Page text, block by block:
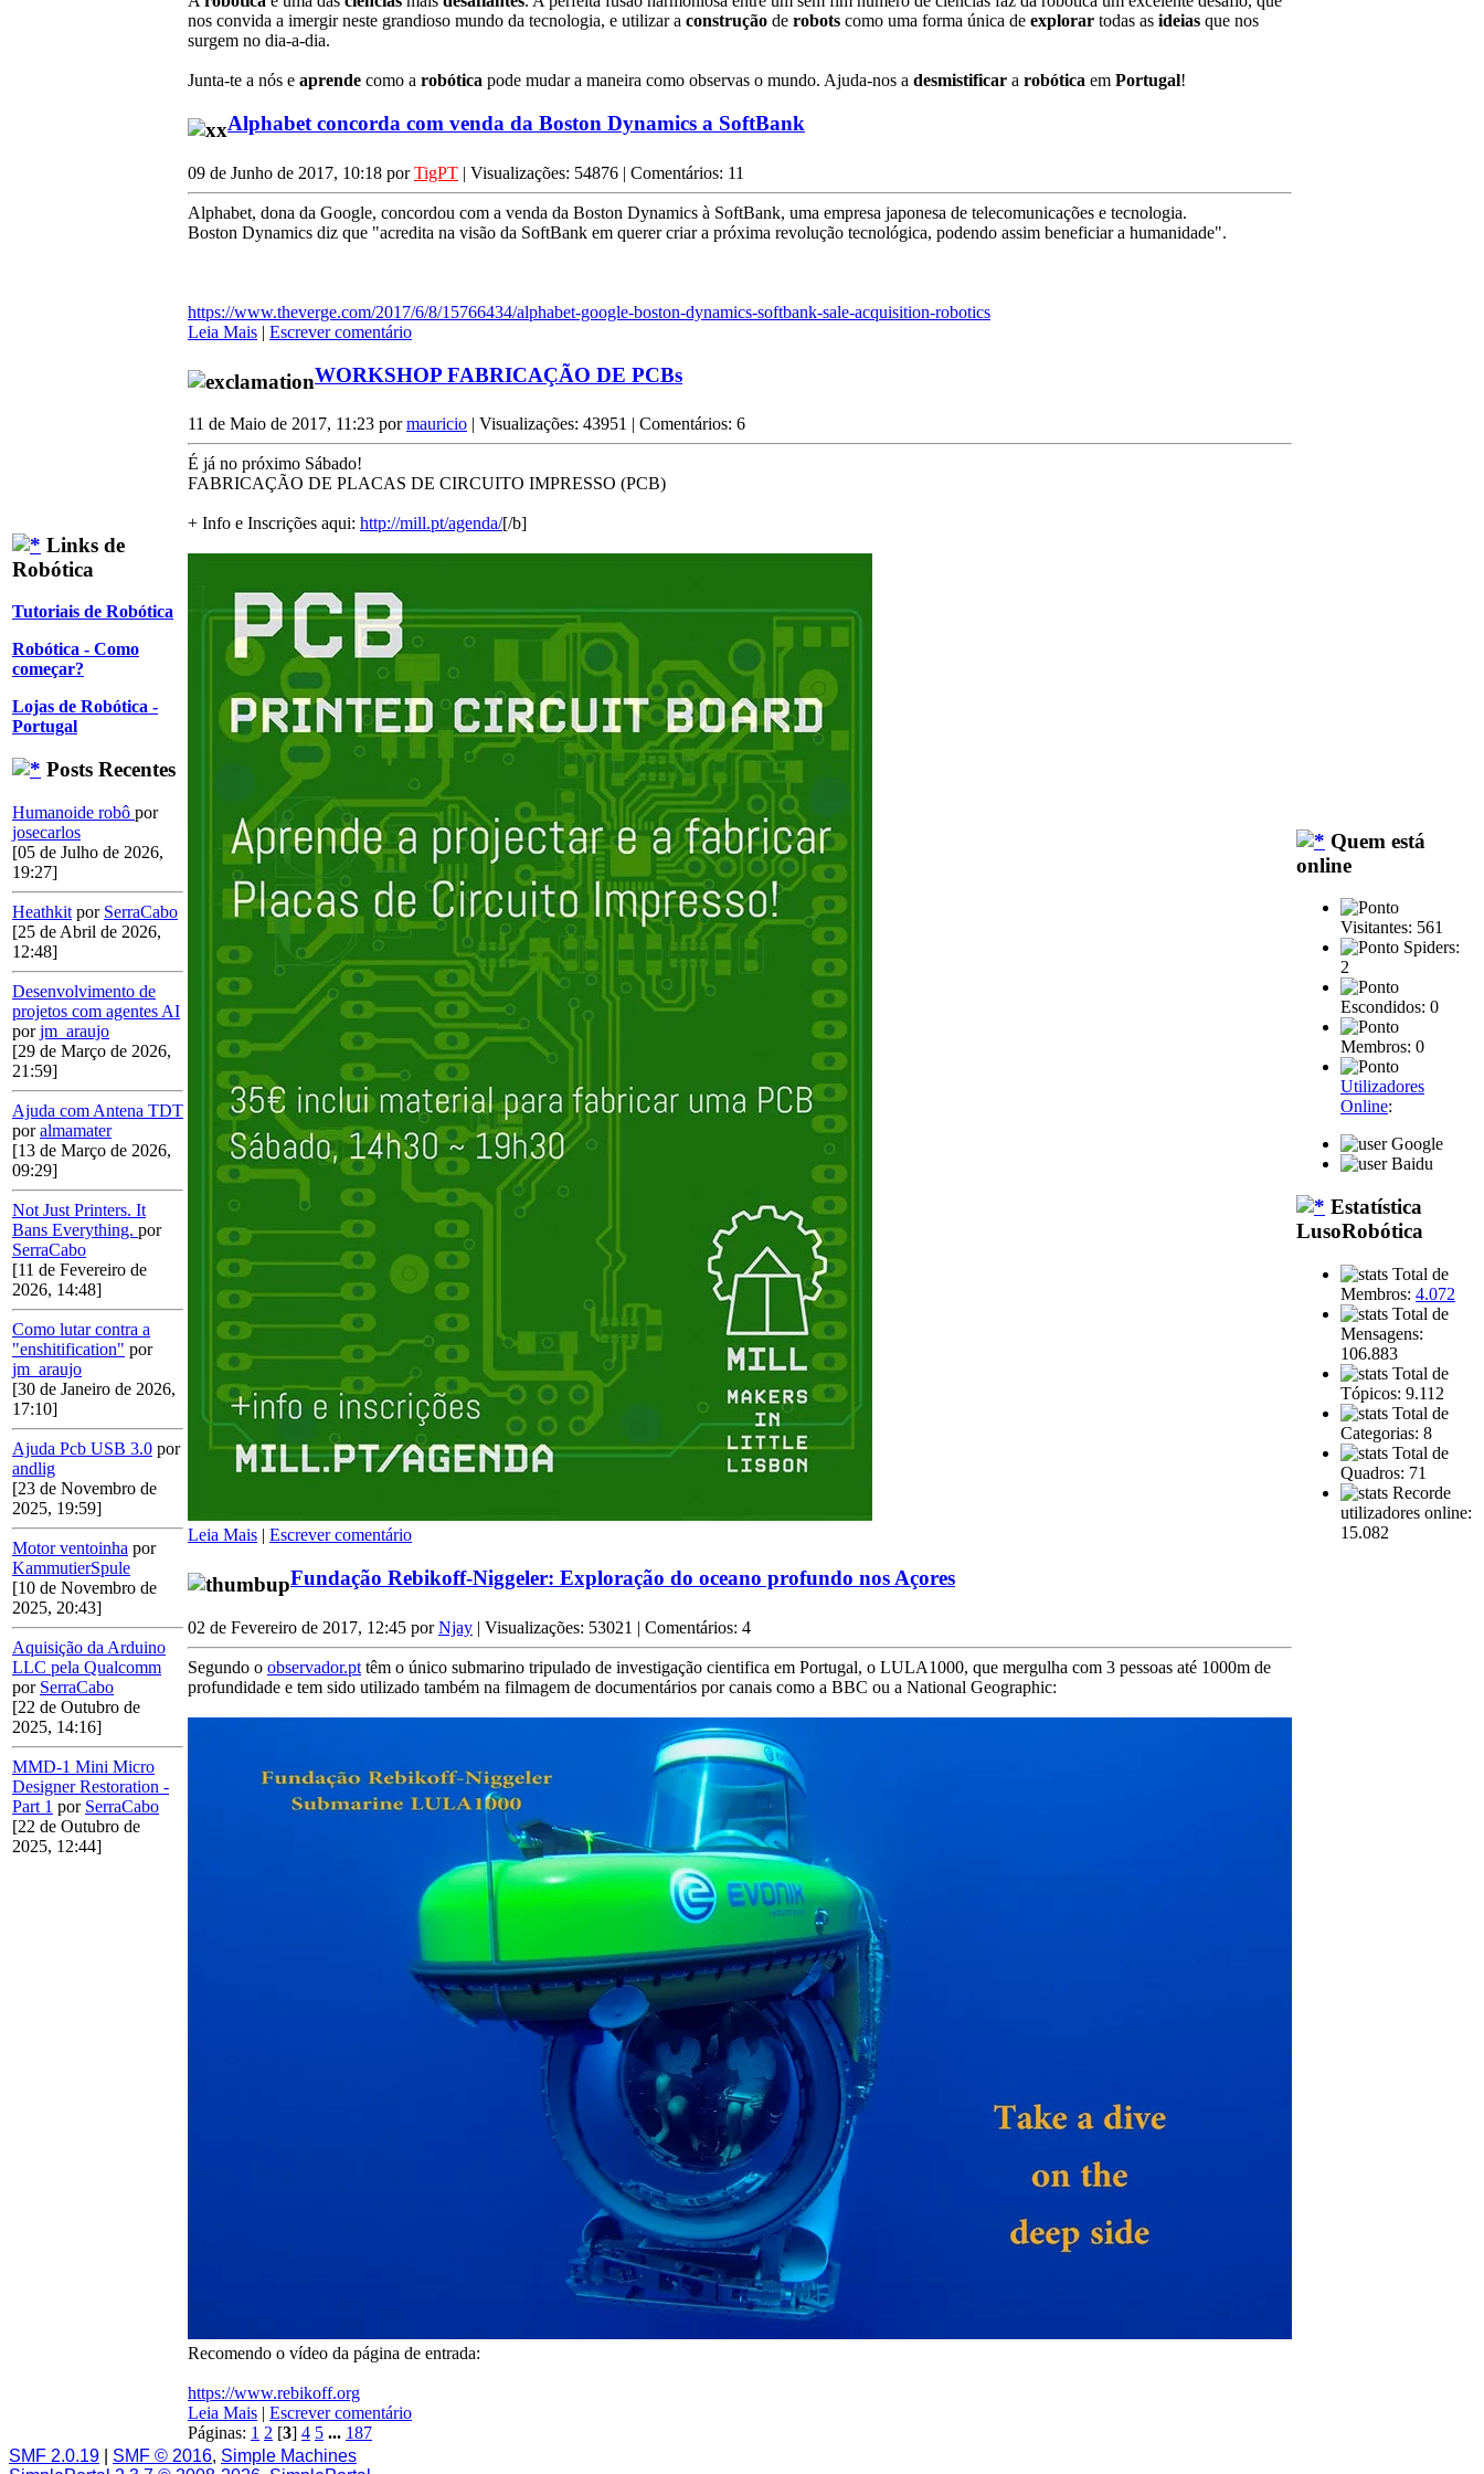
Links de
Robótica
Tutoriais de Robótica
Robótica - Como
começar?
Lojas de Robótica -
Portugal
Posts Recentes
Humanoide robô por
josecarlos
[05 de Julho de 2026,
19:27]
Heathkit por SerraCabo
[25 de Abril de 2026,
12:48]
Desenvolvimento de
projetos com agentes AI
porjm_araujo
[29 de Março de 2026,
21:59]
Ajuda com Antena TDT
poralmamater
[13 de Março de 2026,
09:29]
Not Just Printers. It
Bans Everything. por
SerraCabo
[11 de Fevereiro de
2026, 14:48]
Como lutar contra a
"enshitification" por
jm_araujo
[30 de Janeiro de 2026,
17:10]
Ajuda Pcb USB 3.0 por
andlig
[23 de Novembro de
2025, 19:59]
Motor ventoinha por
KammutierSpule
[10 de Novembro de
2025, 20:43]
Aquisição da Arduino
LLC pela Qualcomm
por SerraCabo
[22 de Outubro de
2025, 14:16]
MMD-1 Mini Micro
Designer Restoration -
Part 1 por SerraCabo
[22 de Outubro de
2025, 12:44]
nos convida a imergir neste grandioso mundo da tecnologia, e utilizar a construção de robots como uma forma única de explorar todas as ideias que nos
surgem no dia-a-dia.
Junta-te a nós e aprende como a robótica pode mudar a maneira como observas o mundo. Ajuda-nos a desmistificar a robótica em Portugal!
Alphabet concorda com venda da Boston Dynamics a SoftBank
09 de Junho de 2017, 10:18 porTigPT | Visualizações: 54876 | Comentários: 11
Alphabet, dona da Google, concordou com a venda da Boston Dynamics à SoftBank, uma empresa japonesa de telecomunicações e tecnologia.
Boston Dynamics diz que "acredita na visão da SoftBank em querer criar a próxima revolução tecnológica, podendo assim beneficiar a humanidade".
https://www.theverge.com/2017/6/8/15766434/alphabet-google-boston-dynamics-softbank-sale-acquisition-robotics
Leia Mais | Escrever comentário
WORKSHOP FABRICAÇÃO DE PCBs
11 de Maio de 2017, 11:23 pormauricio | Visualizações: 43951 | Comentários: 6
É já no próximo Sábado!
FABRICAÇÃO DE PLACAS DE CIRCUITO IMPRESSO (PCB)
+ Info e Inscrições aqui: http://mill.pt/agenda/[/b]
Leia Mais | Escrever comentário
Fundação Rebikoff-Niggeler: Exploração do oceano profundo nos Açores
02 de Fevereiro de 2017, 12:45 porNjay | Visualizações: 53021 | Comentários: 4
Segundo o observador.pt têm o único submarino tripulado de investigação cientifica em Portugal, o LULA1000, que mergulha com 3 pessoas até 1000m de
profundidade e tem sido utilizado também na filmagem de documentários por canais como a BBC ou a National Geographic:
Recomendo o vídeo da página de entrada:
https://www.rebikoff.org
Leia Mais | Escrever comentário
Páginas: 1 2 [3] 4 5 ... 187
Quem está
online
Visitantes: 561
Spiders:
2
Escondidos: 0
Membros: 0
Utilizadores
Online:
Google
Baidu
Estatística
LusoRobótica
Total de
Membros: 4.072
Total de
Mensagens:
106.883
Total de
Tópicos: 9.112
Total de
Categorias: 8
Total de
Quadros: 71
Recorde
utilizadores online:
15.082
SMF 2.0.19 SMF © 2016, Simple Machines